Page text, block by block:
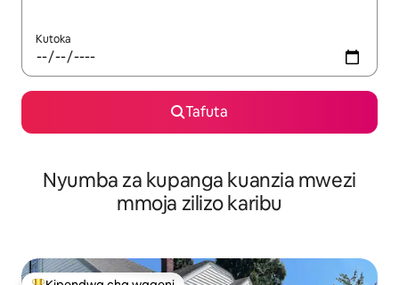
Kutoka
Tafuta
Nyumba za kupanga kuanzia mwezi
mmoja zilizo karibu